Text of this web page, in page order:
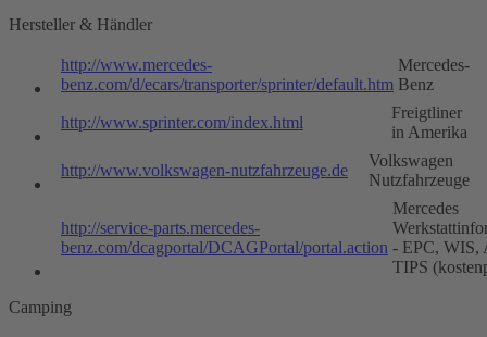
Hersteller & Händler
http://www.mercedes-
benz.com/d/ecars/transporter/sprinter/default.htm
Mercedes-
Benz
http://www.sprinter.com/index.html
Freigtliner
in Amerika
http://www.volkswagen-nutzfahrzeuge.de
Volkswagen
Nutzfahrzeuge
http://service-parts.mercedes-
benz.com/dcagportal/DCAGPortal/portal.action
Mercedes
- EPC, WIS,
TIPS
Camping